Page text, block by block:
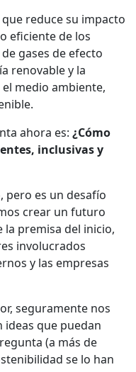
que reduce su impacto
eficiente de los
gases de efecto
renovable y la
medio ambiente,
ahora es: ¿Cómo
inclusivas y
pero es un desafío
crear un futuro
premisa del inicio,
involucrados
y las empresas
seguramente nos
que puedan
(a más de
se lo han